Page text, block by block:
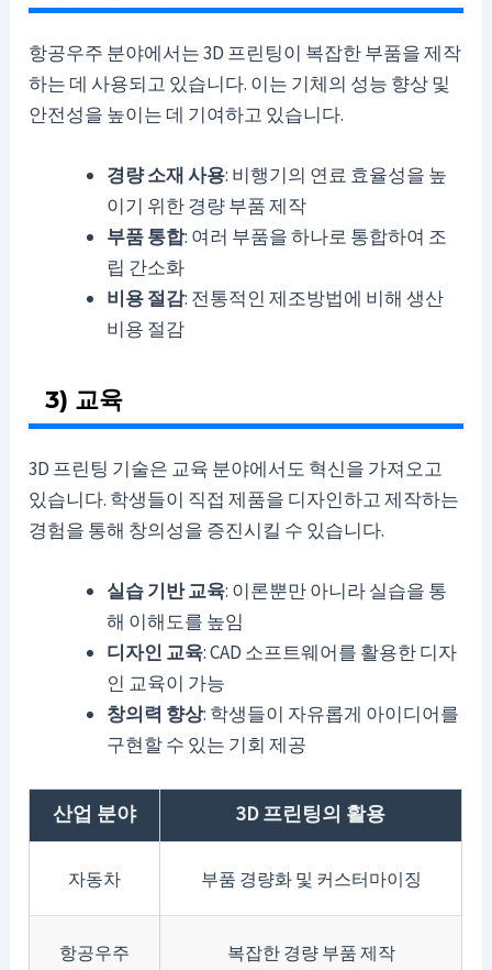
항공우주 분야에서는 3D 프린팅이 복잡한 부품을 제작
하는 데 사용되고 있습니다. 이는 기체의 성능 향상 및
안전성을 높이는 데 기여하고 있습니다.
경량 소재 사용: 비행기의 연료 효율성을 높
이기 위한 경량 부품 제작
부품 통합: 여러 부품을 하나로 통합하여 조
립 간소화
비용 절감: 전통적인 제조방법에 비해 생산
비용 절감
3) 교육
3D 프린팅 기술은 교육 분야에서도 혁신을 가져오고
있습니다. 학생들이 직접 제품을 디자인하고 제작하는
경험을 통해 창의성을 증진시킬 수 있습니다.
실습 기반 교육: 이론뿐만 아니라 실습을 통
해 이해도를 높임
디자인 교육: CAD 소프트웨어를 활용한 디자
인 교육이 가능
창의력 향상: 학생들이 자유롭게 아이디어를
구현할 수 있는 기회 제공
산업 분야 3D 프린팅의 활용
자동차 부품 경량화 및 커스터마이징
항공우주 복잡한 경량 부품 제작